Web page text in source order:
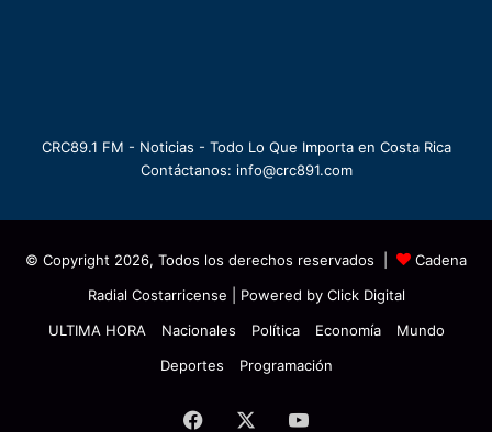
CRC89.1 FM - Noticias - Todo Lo Que Importa en Costa Rica
Contáctanos: info@crc891.com
© Copyright 2026, Todos los derechos reservados |
Cadena
Radial Costarricense | Powered by Click Digital
ULTIMA HORA
Nacionales Política Economía
Mundo
Deportes
Programación
Facebook